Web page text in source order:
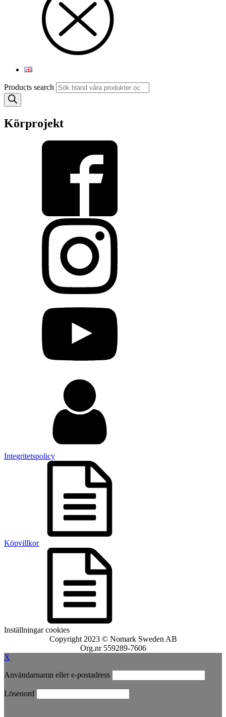
Products search
Körprojekt
Integritetspolicy
Köpvillkor
Inställningar cookies
Copyright 2023 © Nomark Sweden AB
Org.nr 559289-7606
X
Användarnamn eller e-postadress
Lösenord